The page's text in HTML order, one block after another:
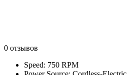
0 отзывов
Speed: 750 RPM